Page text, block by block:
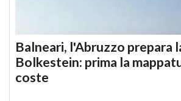
Balneari, l'Abruzzo prepara
Bolkestein: prima la
coste